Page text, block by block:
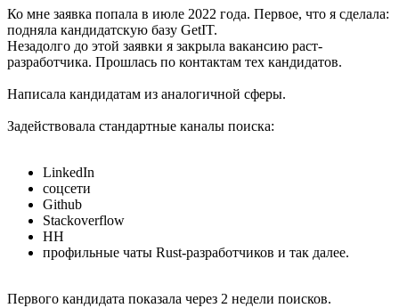
Ко мне заявка попала в июле 2022 года. Первое, что я сделала:
подняла кандидатскую базу GetIT.
Незадолго до этой заявки я закрыла вакансию раст-
разработчика. Прошлась по контактам тех кандидатов.
Написала кандидатам из аналогичной сферы.
Задействовала стандартные каналы поиска:
LinkedIn
соцсети
Github
Stackoverflow
HH
профильные чаты Rust-разработчиков и так далее.
Первого кандидата показала через 2 недели поисков.